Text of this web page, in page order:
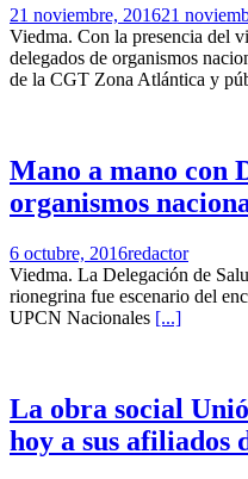
21 noviembre, 201621
Viedma. Con la presencia del
delegados de organismos
de la CGT Zona Atlántica y
Mano a mano con
organismos
6 octubre, 2016redactor
Viedma. La Delegación de
rionegrina fue escenario del
UPCN Nacionales [...]
La obra social
hoy a sus afiliados